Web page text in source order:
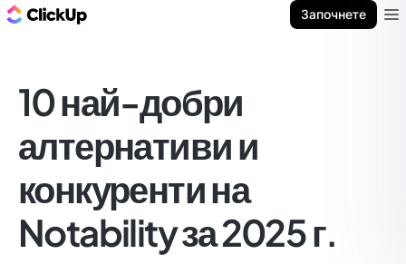
Започнете
10 най-добри
алтернативи и
конкуренти на
Notability за 2025 г.